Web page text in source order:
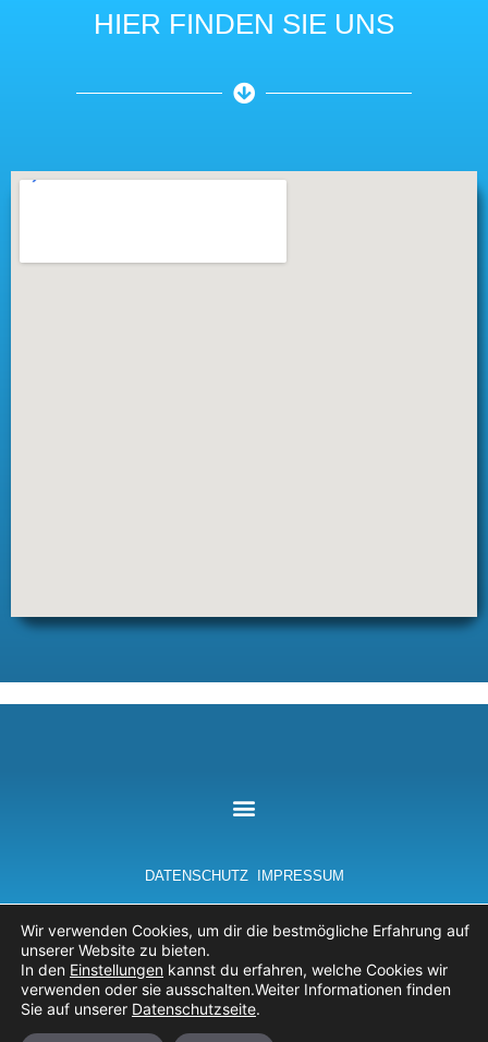
HIER FINDEN SIE UNS
DATENSCHUTZ IMPRESSUM
Wir verwenden Cookies, um dir die bestmögliche Erfahrung auf
unserer Website zu bieten.
In den Einstellungen kannst du erfahren, welche Cookies wir
verwenden oder sie ausschalten.Weiter Informationen finden
Sie auf unserer Datenschutzseite.